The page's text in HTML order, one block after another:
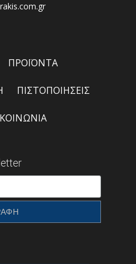
ΠΡΟΪΟΝΤΑ
ΠΙΣΤΟΠΟΙΗΣΕΙΣ